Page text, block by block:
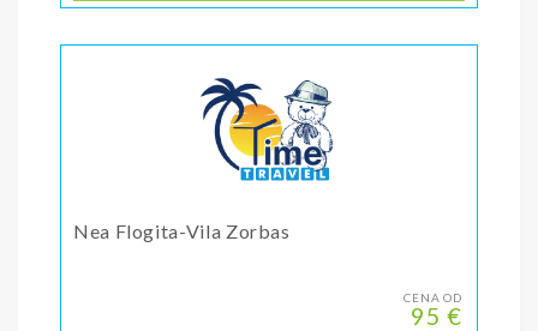
Nea Flogita-Vila Zorbas
CENA OD
95 €